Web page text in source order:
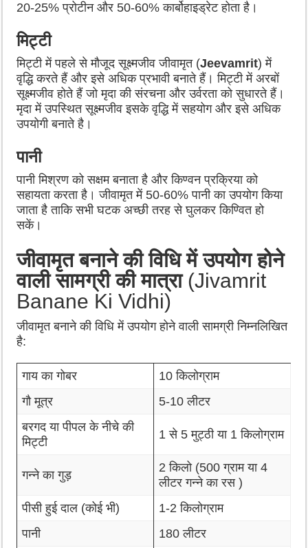
20-25% प्रोटीन और 50-60% कार्बोहाइड्रेट होता है।
मिट्टी
मिट्टी में पहले से मौजूद सूक्ष्मजीव जीवामृत (Jeevamrit) में
वृद्धि करते हैं और इसे अधिक प्रभावी बनाते हैं। मिट्टी में अरबों
सूक्ष्मजीव होते हैं जो मृदा की संरचना और उर्वरता को सुधारते हैं।
मृदा में उपस्थित सूक्ष्मजीव इसके वृद्धि में सहयोग और इसे अधिक
उपयोगी बनाते है।
पानी
पानी मिश्रण को सक्षम बनाता है और किण्वन प्रक्रिया को
सहायता करता है। जीवामृत में 50-60% पानी का उपयोग किया
जाता है ताकि सभी घटक अच्छी तरह से घुलकर किण्वित हो
सकें।
जीवामृत बनाने की विधि में उपयोग होने
वाली सामग्री की मात्रा(Jivamrit
Banane Ki Vidhi)
जीवामृत बनाने की विधि में उपयोग होने वाली सामग्री निम्नलिखित
है:
गाय का गोबर
10 किलोग्राम
गौ मूत्र
5-10 लीटर
बरगद या पीपल के नीचे की
मिट्टी
1 से 5 मुट्ठी या 1 किलोग्राम
गन्ने का गुड़
2 किलो (500 ग्राम या 4
लीटर गन्ने का रस )
पीसी हुई दाल (कोई भी)
1-2 किलोग्राम
पानी
180 लीटर